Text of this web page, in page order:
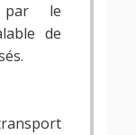
par le
de